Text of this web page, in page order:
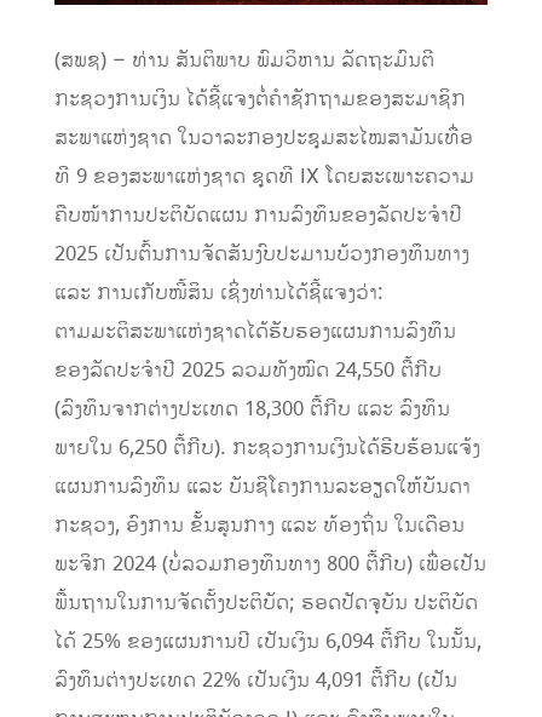
(ສພຊ) – ທ່ານ ສັນຕິພາບ ພົມວິຫານ ລັດຖະມົນຕີ
ກະຊວງການເງິນ ໄດ້ຊີ້ແຈງຕໍ່ຄຳຊັກຖາມຂອງສະມາຊິກ
ສະພາແຫ່ງຊາດ ໃນວາລະກອງປະຊຸມສະໄໝສາມັນເທື່ອ
ທີ 9 ຂອງສະພາແຫ່ງຊາດ ຊຸດທີ IX ໂດຍສະເພາະຄວາມ
ຄືບໜ້າການປະຕິບັດແຜນ ການລົງທຶນຂອງລັດປະຈຳປີ
2025 ເປັນຕົ້ນການຈັດສັນງົບປະມານບ້ວງກອງທຶນທາງ
ແລະ ການເກັບໜີ້ສິນ ເຊິ່ງທ່ານໄດ້ຊີ້ແຈງວ່າ:
ຕາມມະຕິສະພາແຫ່ງຊາດໄດ້ຮັບຮອງແຜນການລົງທຶນ
ຂອງລັດປະຈຳປີ 2025 ລວມທັງໝົດ 24,550 ຕື້ກີບ
(ລົງທຶນຈາກຕ່າງປະເທດ 18,300 ຕື້ກີບ ແລະ ລົງທຶນ
ພາຍໃນ 6,250 ຕື້ກີບ). ກະຊວງການເງິນໄດ້ຮີບຮ້ອນແຈ້ງ
ແຜນການລົງທຶນ ແລະ ບັນຊີໂຄງການລະອຽດໃຫ້ບັນດາ
ກະຊວງ, ອົງການ ຂັ້ນສູນກາງ ແລະ ທ້ອງຖິ່ນ ໃນເດືອນ
ພະຈິກ 2024 (ບໍ່ລວມກອງທຶນທາງ 800 ຕື້ກີບ) ເພື່ອເປັນ
ພື້ນຖານໃນການຈັດຕັ້ງປະຕິບັດ; ຮອດປັດຈຸບັນ ປະຕິບັດ
ໄດ້ 25% ຂອງແຜນການປີ ເປັນເງິນ 6,094 ຕື້ກີບ ໃນນັ້ນ,
ລົງທຶນຕ່າງປະເທດ 22% ເປັນເງິນ 4,091 ຕື້ກີບ (ເປັນ